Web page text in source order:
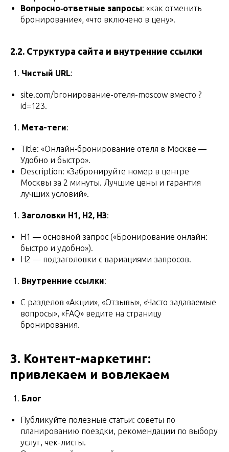
Вопросно‑ответные запросы: «как отменить
бронирование», «что включено в цену».
2.2. Структура сайта и внутренние ссылки
Чистый URL:
site.com/broнирование-отеля-moscow вместо ?
id=123.
Мета-теги:
Title: «Онлайн‑бронирование отеля в Москве —
Удобно и быстро».
Description: «Забронируйте номер в центре
Москвы за 2 минуты. Лучшие цены и гарантия
лучших условий».
Заголовки H1, H2, H3:
H1 — основной запрос («Бронирование онлайн:
быстро и удобно»).
H2 — подзаголовки с вариациями запросов.
Внутренние ссылки:
С разделов «Акции», «Отзывы», «Часто задаваемые
вопросы», «FAQ» ведите на страницу
бронирования.
3. Контент-маркетинг:
привлекаем и вовлекаем
Блог
Публикуйте полезные статьи: советы по
планированию поездки, рекомендации по выбору
услуг, чек-листы.